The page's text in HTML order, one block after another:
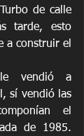
de calle
tarde, esto
a construir el
le vendió a
sí vendió las
el
de 1985.